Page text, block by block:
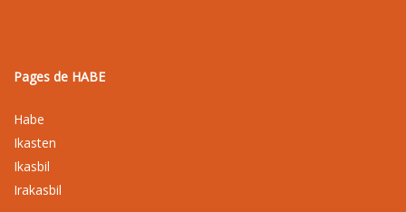
Pages de HABE
Habe
Ikasten
Ikasbil
Irakasbil